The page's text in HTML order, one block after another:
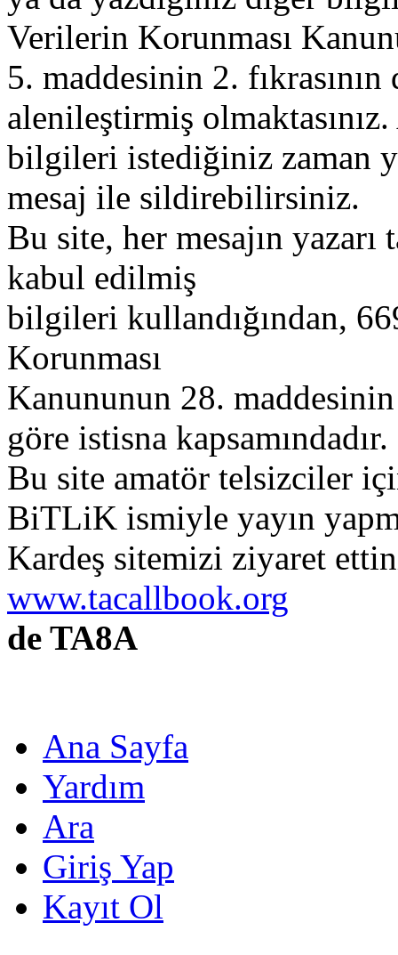
Verilerin Korunması
5. maddesinin 2.
alenileştirmiş
bilgileri istediğiniz zaman
mesaj ile sildirebilirsiniz.
Bu site, her mesajın
kabul edilmiş
bilgileri kullandığından,
Korunması
Kanununun 28. maddesinin
göre istisna kapsamındadır.
Bu site amatör telsizciler
BiTLiK ismiyle yayın
Kardeş sitemizi ziyaret
www.tacallbook.org
de TA8A
Ana Sayfa
Yardım
Ara
Giriş Yap
Kayıt Ol